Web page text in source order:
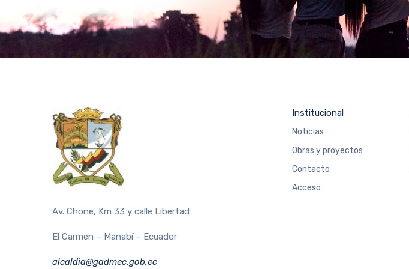
Av. Chone, Km 33 y calle Libertad
El Carmen – Manabí – Ecuador
alcaldia@gadmec.gob.ec
Institucional
Noticias
Obras y proyectos
Contacto
Acceso